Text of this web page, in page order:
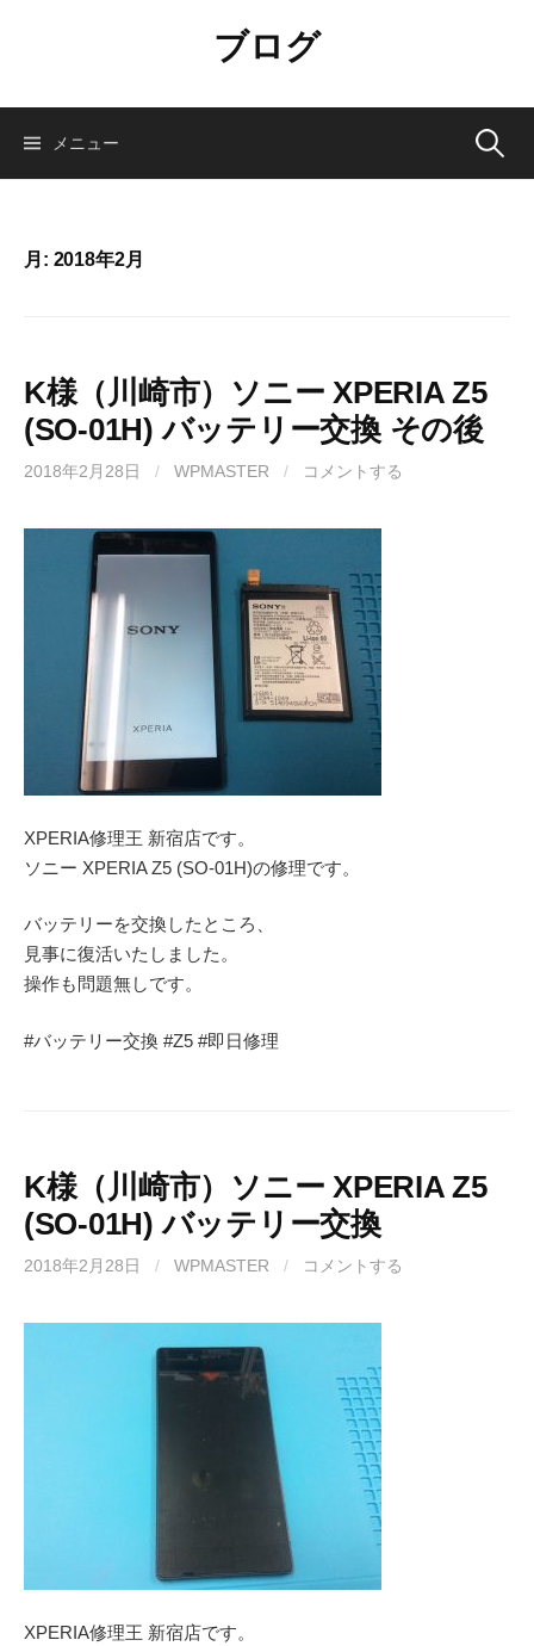
ン
ブログ
メニュー 検
月: 2018年2月
K様（川崎市）ソニー XPERIA Z5
(SO-01H) バッテリー交換 その後
2018年2月28日 / WPMASTER / コメントする
XPERIA修理王 新宿店です。
ソニー XPERIA Z5 (SO-01H)の修理です。
バッテリーを交換したところ、
見事に復活いたしました。
操作も問題無しです。
#バッテリー交換 #Z5 #即日修理
K様（川崎市）ソニー XPERIA Z5
(SO-01H) バッテリー交換
2018年2月28日 / WPMASTER / コメントする
XPERIA修理王 新宿店です。